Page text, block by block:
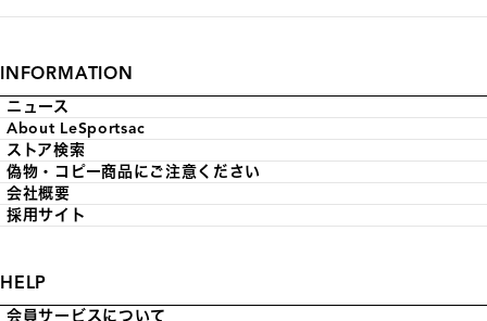
INFORMATION
ニュース
About LeSportsac
ストア検索
偽物・コピー商品にご注意ください
会社概要
採用サイト
HELP
会員サービスについて